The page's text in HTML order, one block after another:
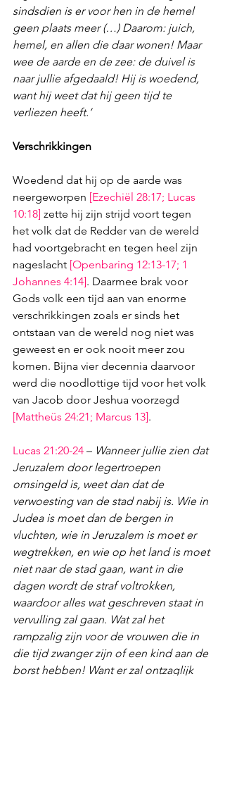
sindsdien is er voor hen in de hemel
geen plaats meer (…) Daarom: juich,
hemel, en allen die daar wonen! Maar
wee de aarde en de zee: de duivel is
naar jullie afgedaald! Hij is woedend,
want hij weet dat hij geen tijd te
verliezen heeft.’
Verschrikkingen
Woedend dat hij op de aarde was
neergeworpen [Ezechiël 28:17; Lucas
10:18] zette hij zijn strijd voort tegen
het volk dat de Redder van de wereld
had voortgebracht en tegen heel zijn
nageslacht [Openbaring 12:13-17; 1
Johannes 4:14]. Daarmee brak voor
Gods volk een tijd aan van enorme
verschrikkingen zoals er sinds het
ontstaan van de wereld nog niet was
geweest en er ook nooit meer zou
komen. Bijna vier decennia daarvoor
werd die noodlottige tijd voor het volk
van Jacob door Jeshua voorzegd
[Mattheüs 24:21; Marcus 13].
Lucas 21:20-24 – Wanneer jullie zien dat
Jeruzalem door legertroepen
omsingeld is, weet dan dat de
verwoesting van de stad nabij is. Wie in
Judea is moet dan de bergen in
vluchten, wie in Jeruzalem is moet er
wegtrekken, en wie op het land is moet
niet naar de stad gaan, want in die
dagen wordt de straf voltrokken,
waardoor alles wat geschreven staat in
vervulling zal gaan. Wat zal het
rampzalig zijn voor de vrouwen die in
die tijd zwanger zijn of een kind aan de
borst hebben! Want er zal ontzaglijk